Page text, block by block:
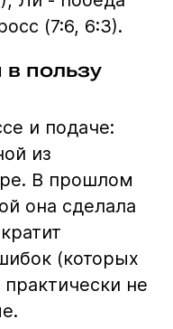
(7:6, 6:3).
пользу
и подаче:
из
В прошлом
она сделала
(которых
не